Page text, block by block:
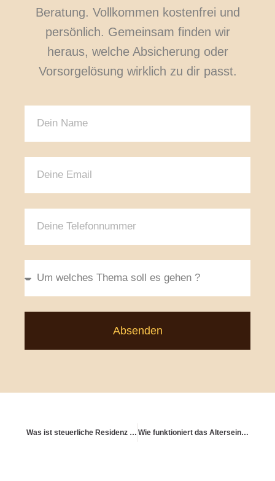
Beratung. Vollkommen kostenfrei und
persönlich. Gemeinsam finden wir
heraus, welche Absicherung oder
Vorsorgelösung wirklich zu dir passt.
Absenden
Was ist steuerliche Residenz im Kontext Altersvorsorge? Wie funktioniert das Alterseinkünftegesetz?